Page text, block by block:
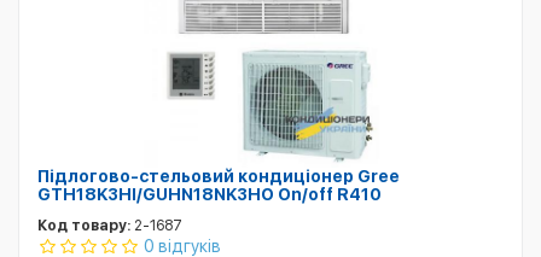
Підлогово-стельовий кондиціонер Gree
GTH18K3HI/GUHN18NK3HO On/off R410
Код товару: 2-1687
0 відгуків